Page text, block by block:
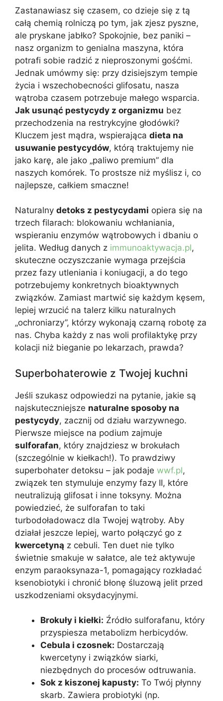
Zastanawiasz się czasem, co dzieje się z tą
całą chemią rolniczą po tym, jak zjesz pyszne,
ale pryskane jabłko? Spokojnie, bez paniki –
nasz organizm to genialna maszyna, która
potrafi sobie radzić z nieproszonymi gośćmi.
Jednak umówmy się: przy dzisiejszym tempie
życia i wszechobecności glifosatu, nasza
wątroba czasem potrzebuje małego wsparcia.
Jak usunąć pestycydy z organizmu bez
przechodzenia na restrykcyjne głodówki?
Kluczem jest mądra, wspierająca dieta na
usuwanie pestycydów, którą traktujemy nie
jako karę, ale jako „paliwo premium” dla
naszych komórek. To prostsze niż myślisz i, co
najlepsze, całkiem smaczne!
Naturalny detoks z pestycydami opiera się na
trzech filarach: blokowaniu wchłaniania,
wspieraniu enzymów wątrobowych i dbaniu o
jelita. Według danych z immunoaktywacja.pl,
skuteczne oczyszczanie wymaga przejścia
przez fazy utleniania i koniugacji, a do tego
potrzebujemy konkretnych bioaktywnych
związków. Zamiast martwić się każdym kęsem,
lepiej wrzucić na talerz kilku naturalnych
„ochroniarzy”, którzy wykonają czarną robotę za
nas. Chyba każdy z nas woli profilaktykę przy
kolacji niż bieganie po lekarzach, prawda?
Superbohaterowie z Twojej kuchni
Jeśli szukasz odpowiedzi na pytanie, jakie są
najskuteczniejsze naturalne sposoby na
pestycydy, zacznij od działu warzywnego.
Pierwsze miejsce na podium zajmuje
sulforafan, który znajdziesz w brokułach
(szczególnie w kiełkach!). To prawdziwy
superbohater detoksu – jak podaje wwf.pl,
związek ten stymuluje enzymy fazy II, które
neutralizują glifosat i inne toksyny. Można
powiedzieć, że sulforafan to taki
turbodoładowacz dla Twojej wątroby. Aby
działał jeszcze lepiej, warto połączyć go z
kwercetyną z cebuli. Ten duet nie tylko
świetnie smakuje w sałatce, ale też aktywuje
enzym paraoksynaza-1, pomagający rozkładać
ksenobiotyki i chronić błonę śluzową jelit przed
uszkodzeniami oksydacyjnymi.
Brokuły i kiełki: Źródło sulforafanu, który
przyspiesza metabolizm herbicydów.
Cebula i czosnek: Dostarczają
kwercetyny i związków siarki,
niezbędnych do procesów odtruwania.
Sok z kiszonej kapusty: To Twój płynny
skarb. Zawiera probiotyki (np.